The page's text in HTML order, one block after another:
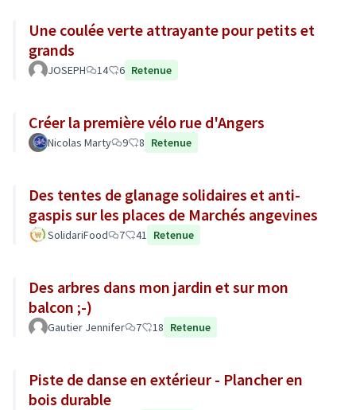
Une coulée verte attrayante pour petits et
grands
JOSEPH 14 6 Retenue
Créer la première vélo rue d'Angers
Nicolas Marty 9 8 Retenue
Des tentes de glanage solidaires et anti-
gaspis sur les places de Marchés angevines
SolidariFood 7 41 Retenue
Des arbres dans mon jardin et sur mon
balcon ;-)
Gautier Jennifer 7 18 Retenue
Piste de danse en extérieur - Plancher en
bois durable